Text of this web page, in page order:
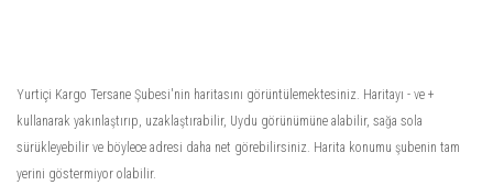
Yurtiçi Kargo Tersane Şubesi'nin haritasını görüntülemektesiniz. Haritayı - ve +
kullanarak yakınlaştırıp, uzaklaştırabilir, Uydu görünümüne alabilir, sağa sola
sürükleyebilir ve böylece adresi daha net görebilirsiniz. Harita konumu şubenin tam
yerini göstermiyor olabilir.